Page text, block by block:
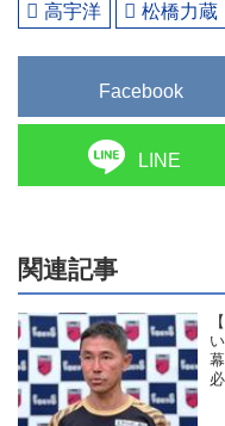
高宇洋
松橋力蔵
Facebook
LINE
関連記事